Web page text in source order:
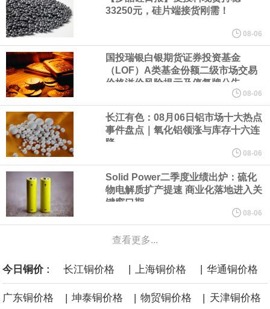
美元的项目制造重重阻碍
欧股开盘涨跌不一，德国DAX指数跌0.29%，英国富时100指数涨
0.08%，法国CAC40指数涨0.03%，欧洲斯托克50指数跌0.15%，
意大利富时MIB指数跌0.18%。
LME伦镍日内跌超3.00%，现报16574.100美元/吨。
瑞士7月季调后失业率 3.1%，预期 3.1%，前值 3.1%。瑞士7月未
季调失业率 3%，预期 3%，前值 2.9%。
商品期货收盘，黄金连续涨3.44%，焦炭连续涨2.72%，铁矿石连续
涨2.64%，镍连续跌2.62%，白银连续涨2.61%。
沙特下调了对亚洲的主要原油价格，与此同时，各方正就一项旨在
33250元，硅片端接货刚需！
08-06
国投瑞银白银期货证券投资基金
（LOF）A类基金份额二级市场交易
价格溢价风险提示及停复牌公告
08-06
长江有色：08月06日铝市场十大热点
事件盘点｜氧化铝领涨与库存十六连
降
08-06
Solid Power二季度业绩出炉：硫化
物电解质扩产提速 商业化落地进入关
键窗口期
08-06
查看更多...
今日铜价 : 长江铜价格 | 上海铜价格 | 华通铜价格
广东铜价格 | 坤泰铜价格 | 物贸铜价格 | 天津铜价格